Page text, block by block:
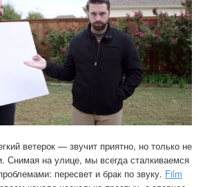
ветерок — звучит приятно, но только не
Снимая на улице, мы всегда сталкиваемся
пересвет и брак по звуку. Film